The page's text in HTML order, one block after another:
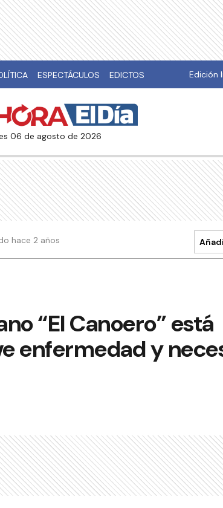
ESPECTÁCULOS EDICTOS Edición
06 de agosto de 2026
hace 2 años
“El Canoero” está
enfermedad y